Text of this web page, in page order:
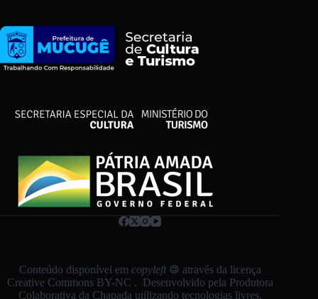
Conteúdo disponível em copyleft🄯 através da licença
Creative Commons BY-NC . Desenvolvido pela Produtora
Colaborativa da Chapada utilizando tecnologias livres.